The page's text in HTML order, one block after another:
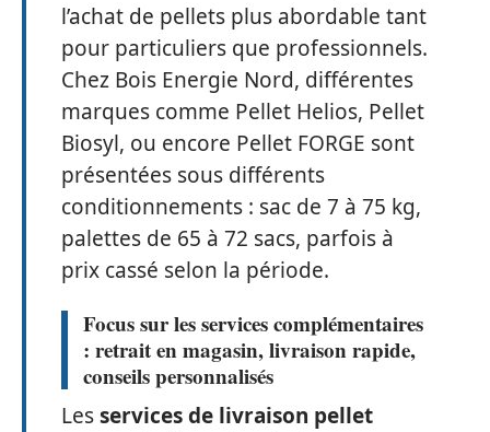
l’achat de pellets plus abordable tant
pour particuliers que professionnels.
Chez Bois Energie Nord, différentes
marques comme Pellet Helios, Pellet
Biosyl, ou encore Pellet FORGE sont
présentées sous différents
conditionnements : sac de 7 à 75 kg,
palettes de 65 à 72 sacs, parfois à
prix cassé selon la période.
Focus sur les services complémentaires
: retrait en magasin, livraison rapide,
conseils personnalisés
Lesservices de livraison pellet